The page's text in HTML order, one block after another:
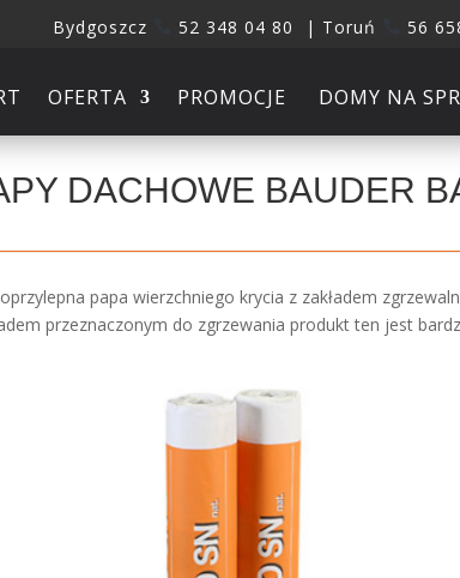
Bydgoszcz 52 348 04 80 | Toruń 56
OFERTA PROMOCJE DOMY NA
DACHOWE BAUDER
papa wierzchniego krycia z zakładem
przeznaczonym do zgrzewania produkt ten jest